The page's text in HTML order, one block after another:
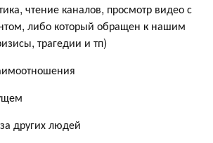
чтение каналов, просмотр видео с
либо который обращен к нашим
трагедии и тп)
других людей